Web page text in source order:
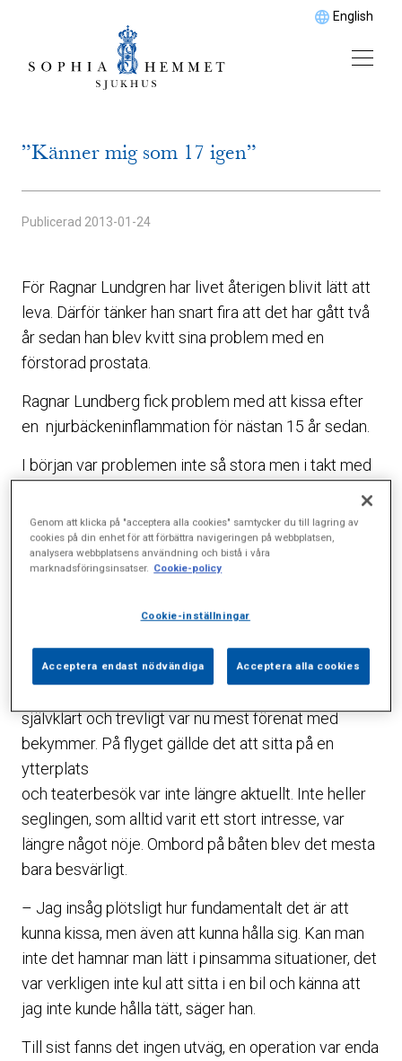
English
”Känner mig som 17 igen”
Publicerad 2013-01-24
För Ragnar Lundgren har livet återigen blivit lätt att
leva. Därför tänker han snart fira att det har gått två
år sedan han blev kvitt sina problem med en
förstorad prostata.
Ragnar Lundberg fick problem med att kissa efter
en njurbäckeninflammation för nästan 15 år sedan.
I början var problemen inte så stora men i takt med
åren blev allt större blev problemen svårare att
hantera. Till sist måste han använda en kateter för
att överhuvudtaget få ut några droppar.
sociala livet och relationen till min hustru.
självklart och trevligt var nu mest förenat med
bekymmer. På flyget gällde det att sitta på en
ytterplats
och teaterbesök var inte längre aktuellt. Inte heller
seglingen, som alltid varit ett stort intresse, var
längre något nöje. Ombord på båten blev det mesta
bara besvärligt.
– Jag insåg plötsligt hur fundamentalt det är att
kunna kissa, men även att kunna hålla sig. Kan man
inte det hamnar man lätt i pinsamma situationer, det
var verkligen inte kul att sitta i en bil och känna att
jag inte kunde hålla tätt, säger han.
Till sist fanns det ingen utväg, en operation var enda
Genom att klicka på "acceptera alla cookies" samtycker du till lagring av
cookies på din enhet för att förbättra navigeringen på webbplatsen,
analysera webbplatsens användning och bistå i våra
marknadsföringsinsatser. Cookie-policy
Cookie-inställningar
Acceptera endast nödvändiga Acceptera alla cookies